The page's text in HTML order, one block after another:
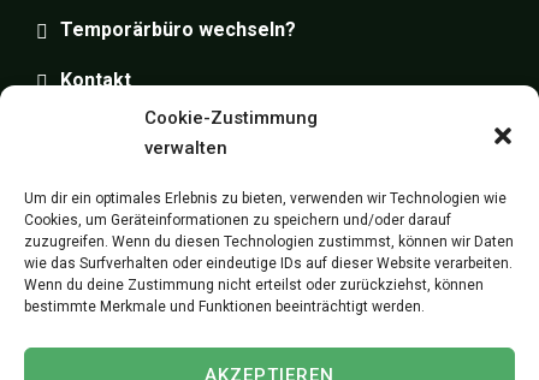
Cookie-Zustimmung
verwalten
Um dir ein optimales Erlebnis zu bieten, verwenden wir Technologien wie
Cookies, um Geräteinformationen zu speichern und/oder darauf
zuzugreifen. Wenn du diesen Technologien zustimmst, können wir Daten
wie das Surfverhalten oder eindeutige IDs auf dieser Website verarbeiten.
Wenn du deine Zustimmung nicht erteilst oder zurückziehst, können
bestimmte Merkmale und Funktionen beeinträchtigt werden.
AKZEPTIEREN
Temporärbüro wechseln?
Kontakt
Impressum
Schweiz | Temporär & Dauerstellen Schweizweit